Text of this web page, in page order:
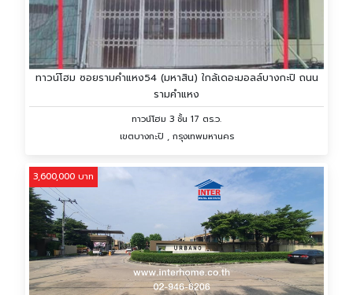
ทาวน์โฮม ซอยรามคำแหง54 (มหาสิน) ใกล้เดอะมอลล์บางกะปิ ถนน
รามคำแหง
ทาวน์โฮม 3 ชั้น 17 ตร.ว.
เขตบางกะปิ , กรุงเทพมหานคร
3,600,000 บาท